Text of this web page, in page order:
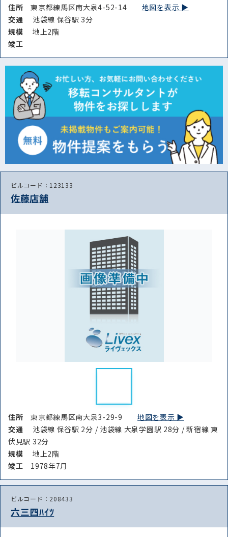
住所東京都練馬区南大泉4-52-14 地図を表示 ▶︎
交通
池袋線 保谷駅 3分
規模
地上2階
竣⼯
ビルコード：123133
佐藤店舗
住所東京都練馬区南大泉3-29-9地図を表示 ▶︎
交通
池袋線 保谷駅 2分 / 池袋線 大泉学園駅 28分 / 新宿線 東
伏見駅 32分
規模
地上2階
竣⼯ 1978年7月
ビルコード：208433
六三四ﾊｲﾂ